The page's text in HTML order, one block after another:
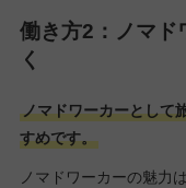
働き方2：ノマド
く
ノマドワーカーとして
すめです。
ノマドワーカーの魅力